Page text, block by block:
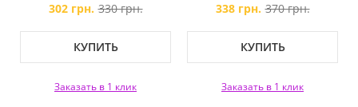
302 грн. 330 грн.
КУПИТЬ
Заказать в 1 клик
338 грн. 370 грн.
КУПИТЬ
Заказать в 1 клик